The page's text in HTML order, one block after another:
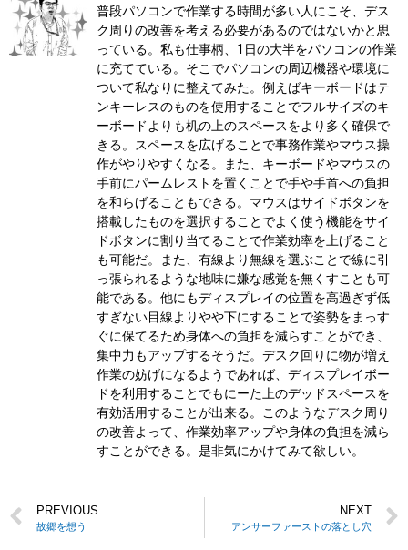
普段パソコンで作業する時間が多い人にこそ、デス
ク周りの改善を考える必要があるのではないかと思
っている。私も仕事柄、1日の大半をパソコンの作業
に充てている。そこでパソコンの周辺機器や環境に
ついて私なりに整えてみた。例えばキーボードはテ
ンキーレスのものを使用することでフルサイズのキ
ーボードよりも机の上のスペースをより多く確保で
きる。スペースを広げることで事務作業やマウス操
作がやりやすくなる。また、キーボードやマウスの
手前にパームレストを置くことで手や手首への負担
を和らげることもできる。マウスはサイドボタンを
搭載したものを選択することでよく使う機能をサイ
ドボタンに割り当てることで作業効率を上げること
も可能だ。また、有線より無線を選ぶことで線に引
っ張られるような地味に嫌な感覚を無くすことも可
能である。他にもディスプレイの位置を高過ぎず低
すぎない目線よりやや下にすることで姿勢をまっす
ぐに保てるため身体への負担を減らすことができ、
集中力もアップするそうだ。デスク回りに物が増え
作業の妨げになるようであれば、ディスプレイボー
ドを利用することでもにーた上のデッドスペースを
有効活用することが出来る。このようなデスク周り
の改善よって、作業効率アップや身体の負担を減ら
すことができる。是非気にかけてみて欲しい。
PREVIOUS
故郷を想う
NEXT
アンサーファーストの落とし穴